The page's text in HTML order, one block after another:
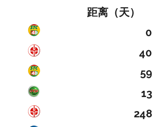
距离（天）
0
40
59
13
248